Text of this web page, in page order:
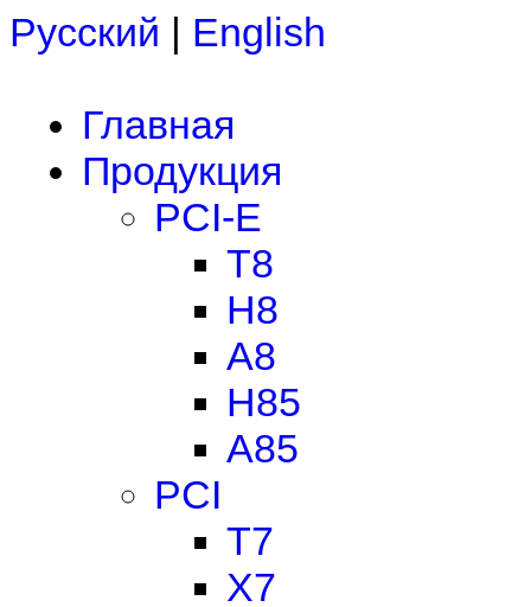
Русский | English
Главная
Продукция
PCI-E
T8
H8
A8
H85
A85
PCI
T7
X7